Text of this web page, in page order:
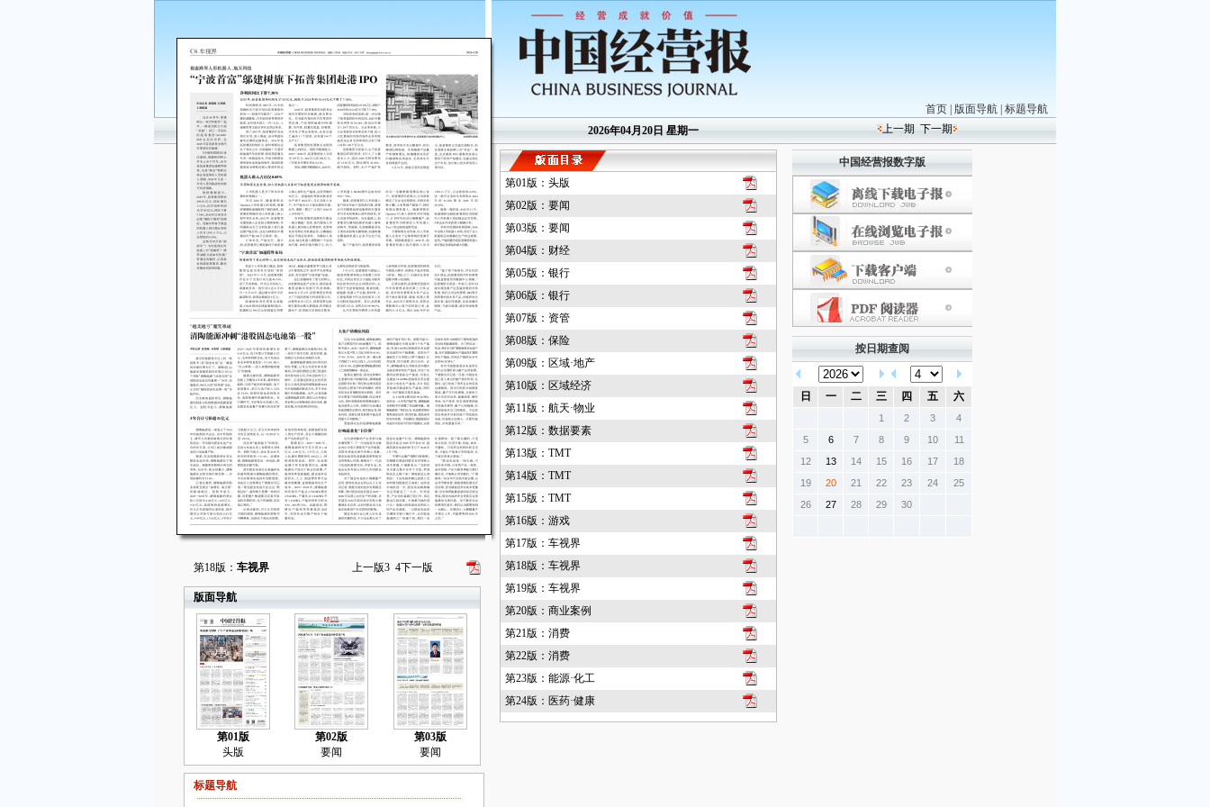
第18版： 车视界 上一版3 4下一版
版面导航
第01版
头版
第02版
要闻
第03版
要闻
标题导航
首页 版面导航 标题导航
2026年04月20日 星期一
上一期 下一期
第01版：头版
第02版：要闻
第03版：要闻
第04版：财经
第05版：银行
第06版：银行
第07版：资管
第08版：保险
第09版：区域·地产
第10版：区域经济
第11版：航天·物业
第12版：数据要素
第13版：TMT
第14版：TMT
第15版：TMT
第16版：游戏
第17版：车视界
第18版：车视界
第19版：车视界
第20版：商业案例
第21版：消费
第22版：消费
第23版：能源·化工
第24版：医药·健康
中国经营报数字版
按日期查阅
日 一 二 三 四 五 六
1 2 3
4
5
6 7 8 9 10
11
12
13 14 15 16 17
18
19
20 21 22 23 24
25
26
27 28 29 30